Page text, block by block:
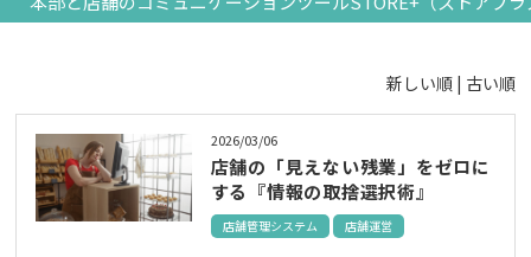
新しい順 | 古い順
2026/03/06
店舗の「見えない残業」をゼロに
する『情報の取捨選択術』
店舗管理システム 店舗運営